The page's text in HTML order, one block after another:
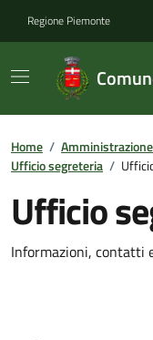
Regione Piemonte
Home / Amministrazione
Ufficio segreteria /
Ufficio
Informazioni, contatti